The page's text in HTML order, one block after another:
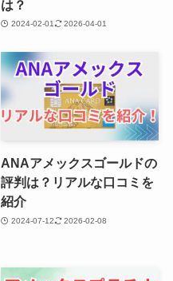
は？
2024-02-01 2026-04-01
ANAアメックスゴールドの
評判は？リアルな口コミを
紹介
2024-07-12 2026-02-08